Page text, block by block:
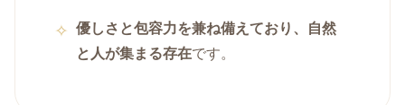
優しさと包容力を兼ね備えており、自然
と人が集まる存在です。